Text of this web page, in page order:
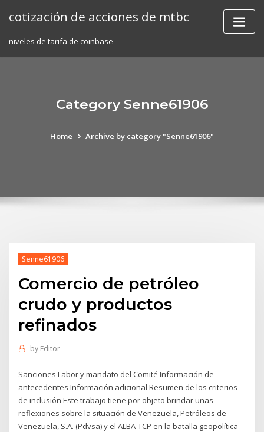
cotización de acciones de mtbc
niveles de tarifa de coinbase
Category Senne61906
Home Archive by category "Senne61906"
Senne61906
Comercio de petróleo
crudo y productos
refinados
by Editor
Sanciones Labor y mandato del Comité Información de
antecedentes Información adicional Resumen de los criterios
de inclusión Este trabajo tiene por objeto brindar unas
reflexiones sobre la situación de Venezuela, Petróleos de
Venezuela, S.A. (Pdvsa) y el ALBA-TCP en la batalla geopolítica